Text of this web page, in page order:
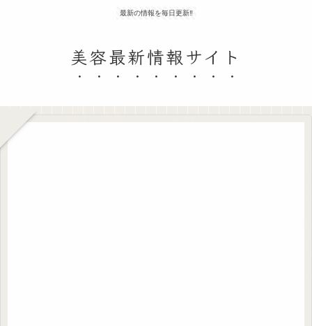
最新の情報を毎日更新‼
美容最新情報サイト